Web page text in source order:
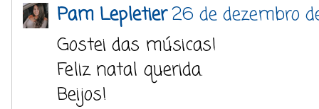
Pam Lepletier26 de dezembro
Gostei das músicas!
Feliz natal querida.
Beijos!